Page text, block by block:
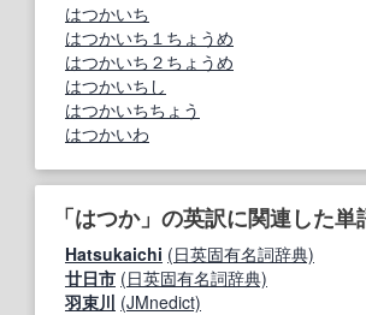
はつかいち
はつかいち１ちょうめ
はつかいち２ちょうめ
はつかいちし
はつかいちちょう
はつかいわ
「はつか」の英訳に関連した
Hatsukaichi (日英固有名詞辞典)
廿日市 (日英固有名詞辞典)
羽束川 (JMnedict)